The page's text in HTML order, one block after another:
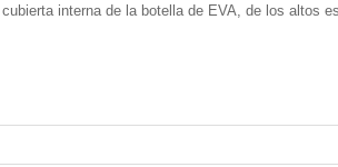
interna de la botella de EVA, de los altos